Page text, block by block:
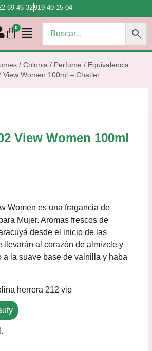
69 46 32919 40 15 04
/ Colonia / Perfume / Equivalencia
View Women 100ml – Chatler
View Women 100ml
Women es una fragancia de
Mujer. Aromas frescos de
desde el inicio de las
llevarán al corazón de almizcle y
a la suave base de vainilla y haba
herrera 212 vip